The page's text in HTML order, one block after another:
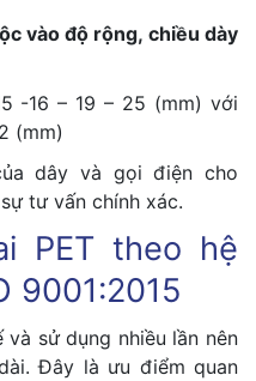
vào độ rộng, chiều dày
-16 – 19 – 25 (mm) với
(mm)
dây và gọi điện cho
tư vấn chính xác.
PET theo hệ
9001:2015
sử dụng nhiều lần nên
Đây là ưu điểm quan